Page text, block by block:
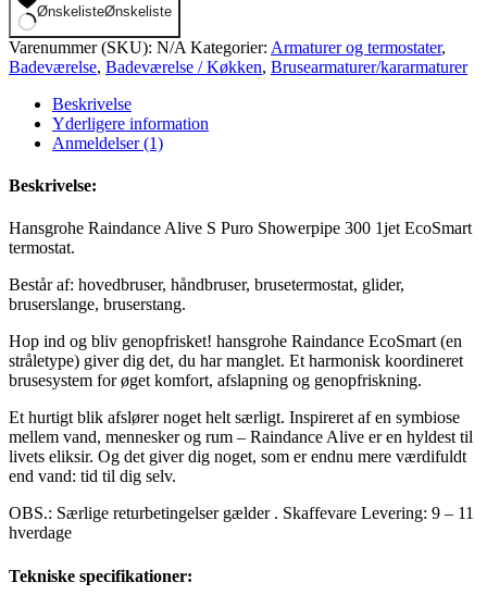
Puro
Showerpipe
300
EcoSmart
termostat,
brusesæt
ØnskelisteØnskeliste
Varenummer (SKU): N/A Kategorier: Armaturer og termostater,
Badeværelse, Badeværelse / Køkken, Brusearmaturer/kararmaturer
Beskrivelse
Yderligere information
Anmeldelser (1)
Beskrivelse:
Hansgrohe Raindance Alive S Puro Showerpipe 300 1jet EcoSmart
termostat.
Består af: hovedbruser, håndbruser, brusetermostat, glider,
bruserslange, bruserstang.
Hop ind og bliv genopfrisket! hansgrohe Raindance EcoSmart (en
stråletype) giver dig det, du har manglet. Et harmonisk koordineret
brusesystem for øget komfort, afslapning og genopfriskning.
Et hurtigt blik afslører noget helt særligt. Inspireret af en symbiose
mellem vand, mennesker og rum – Raindance Alive er en hyldest til
livets eliksir. Og det giver dig noget, som er endnu mere værdifuldt
end vand: tid til dig selv.
OBS.: Særlige returbetingelser gælder . Skaffevare Levering: 9 – 11
hverdage
Tekniske specifikationer: